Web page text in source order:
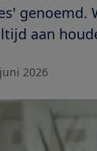
genoemd.
aan
2026